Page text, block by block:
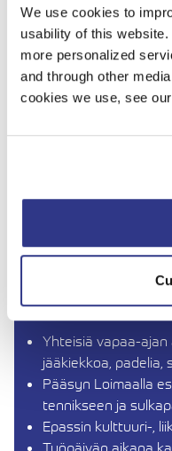
We use cookies to
usability of this
more personalized
and through other
cookies we use, see our
Yhteisiä vapaa-
jääkiekkoa, padelia,
Pääsyn Loimaalla
tennikseen ja
Epassin kulttuuri-,